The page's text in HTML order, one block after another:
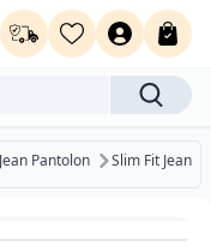
Pantolon Slim Fit Jean